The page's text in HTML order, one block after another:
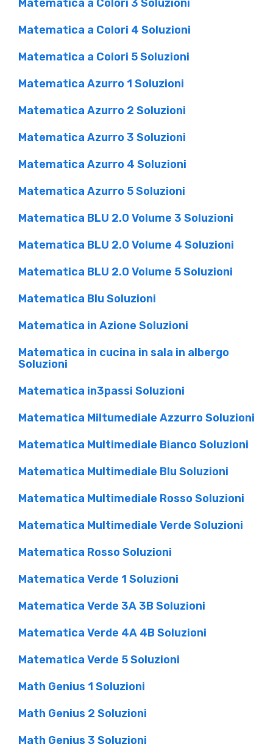
Matematica a Colori 3 Soluzioni
Matematica a Colori 4 Soluzioni
Matematica a Colori 5 Soluzioni
Matematica Azurro 1 Soluzioni
Matematica Azurro 2 Soluzioni
Matematica Azurro 3 Soluzioni
Matematica Azurro 4 Soluzioni
Matematica Azurro 5 Soluzioni
Matematica BLU 2.0 Volume 3 Soluzioni
Matematica BLU 2.0 Volume 4 Soluzioni
Matematica BLU 2.0 Volume 5 Soluzioni
Matematica Blu Soluzioni
Matematica in Azione Soluzioni
Matematica in cucina in sala in albergo
Soluzioni
Matematica in3passi Soluzioni
Matematica Miltumediale Azzurro Soluzioni
Matematica Multimediale Bianco Soluzioni
Matematica Multimediale Blu Soluzioni
Matematica Multimediale Rosso Soluzioni
Matematica Multimediale Verde Soluzioni
Matematica Rosso Soluzioni
Matematica Verde 1 Soluzioni
Matematica Verde 3A 3B Soluzioni
Matematica Verde 4A 4B Soluzioni
Matematica Verde 5 Soluzioni
Math Genius 1 Soluzioni
Math Genius 2 Soluzioni
Math Genius 3 Soluzioni